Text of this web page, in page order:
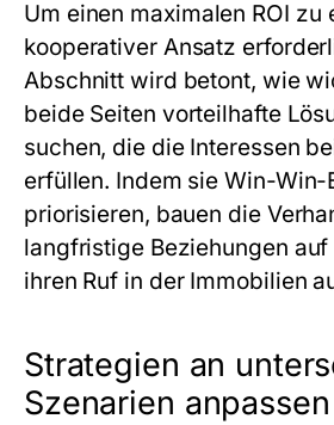
Um einen maximalen ROI zu
kooperativer Ansatz
Abschnitt wird betont, wie
beide Seiten vorteilhafte
suchen, die die Interessen
erfüllen. Indem sie Win-Win-
priorisieren, bauen die
langfristige Beziehungen
ihren Ruf in der Immobilien
Strategien an
Szenarien anpassen